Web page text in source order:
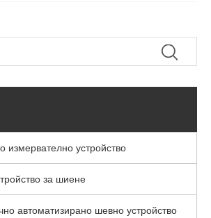
измервателно устройство
за шиене
автоматизирано шевно устройство